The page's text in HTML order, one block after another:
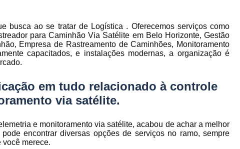
de
de
de
Gerenciamento
Gerenciamento de Frota
Gerenciamento de Frota para
Empresa de Gestão de Frota de Veículos
Gestão de Frota Belo Horizonte
busca ao se tratar de Logística . Oferecemos serviços como
para Caminhão Via Satélite em Belo Horizonte, Gestão
Empresa de Rastreamento de Caminhões, Monitoramento
capacitados, e instalações modernas, a organização é
em tudo relacionado à controle
via satélite.
e monitoramento via satélite, acabou de achar a melhor
encontrar diversas opções de serviços no ramo, sempre
merece.